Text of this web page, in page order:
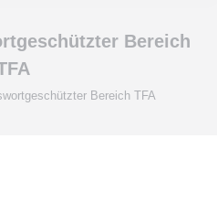
Bereich
Bereich TFA